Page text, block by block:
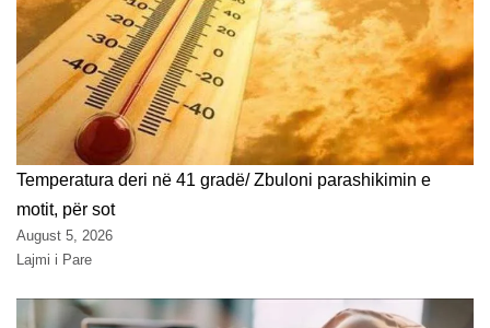
Temperatura deri në 41 gradë/ Zbuloni parashikimin e
motit, për sot
August 5, 2026
Lajmi i Pare